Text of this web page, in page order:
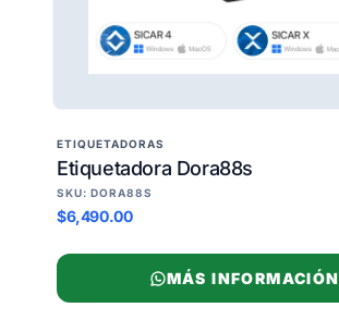
ETIQUETADORAS
Etiquetadora Dora88s
SKU: DORA88S
$6,490.00
MÁS INFORMACIÓN